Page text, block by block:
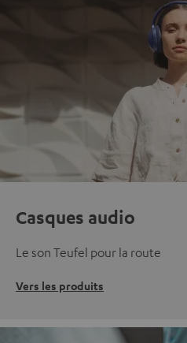
Casques audio
Le son Teufel pour la route
Vers les produits